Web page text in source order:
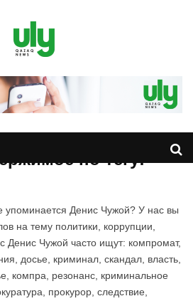
по тегу:
Денис Чужой? У нас вы
на тему политики, коррупции,
Денис Чужой часто ищут: компромат,
досье, криминал, скандал, власть,
компра, резонанс, криминальное
прокурор, следствие,